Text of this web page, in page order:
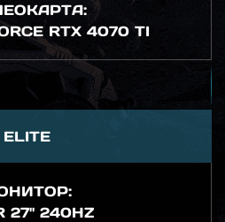
RTX 4070 TI
ELITE
27" 240HZ